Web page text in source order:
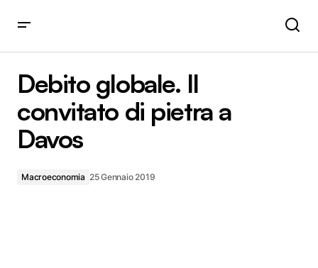
Debito globale. Il
convitato di pietra a
Davos
Macroeconomia 25 Gennaio 2019